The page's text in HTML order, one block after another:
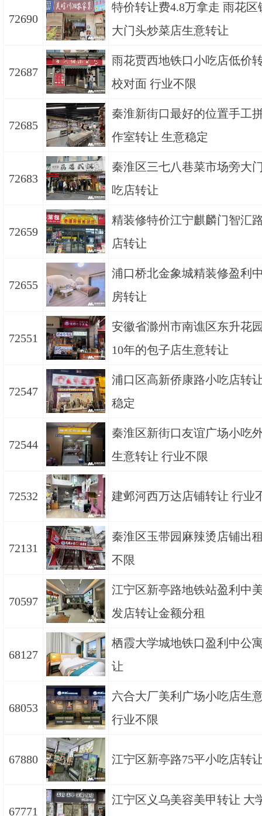
72690
特价转让费4.8万拿走 雨花区
大门头炒菜店生意转让
72687
雨花贾西地铁口小吃店低价
校对面 行业不限
72685
秦淮新街口最好的位置手工
作室转让 生意稳定
72683
秦淮区三七八巷菜市场旁大
吃店转让
72659
精装修特价江宁麒麟门智汇
店转让
72655
浦口桥北金象城精装修盈利
房转让
72551
安徽省滁州市南谯区东升花
10年的包子店生意转让
72547
浦口区高新侨康路小吃店转
稳定
72544
秦淮区新街口友谊广场小吃
生意转让 行业不限
72532 建邺河西万达店铺转让 行业
72131
秦淮区玉带园麻辣烫店铺出
不限
70597
江宁区新亭路地铁站盈利中
发店转让金额分租
68127
栖霞大学城地铁口盈利中公
让
68053
六合大厂美利广场小吃店生
行业不限
67880 江宁区新亭路75平小吃店转
67771
江宁区义乌美容美甲转让 大